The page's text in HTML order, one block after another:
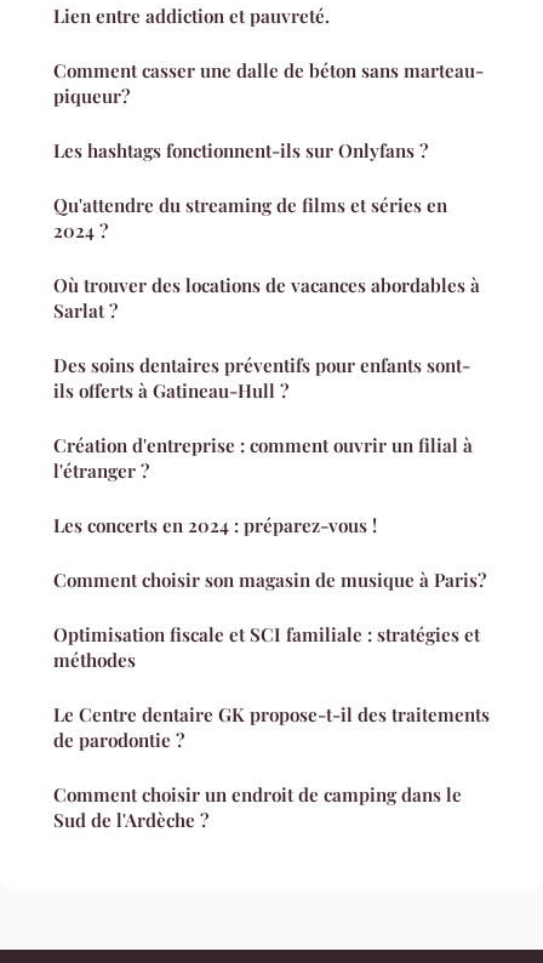
Lien entre addiction et pauvreté.
Comment casser une dalle de béton sans marteau-
piqueur?
Les hashtags fonctionnent-ils sur Onlyfans ?
Qu'attendre du streaming de films et séries en
2024 ?
Où trouver des locations de vacances abordables à
Sarlat ?
Des soins dentaires préventifs pour enfants sont-
ils offerts à Gatineau-Hull ?
Création d'entreprise : comment ouvrir un filial à
l'étranger ?
Les concerts en 2024 : préparez-vous !
Comment choisir son magasin de musique à Paris?
Optimisation fiscale et SCI familiale : stratégies et
méthodes
Le Centre dentaire GK propose-t-il des traitements
de parodontie ?
Comment choisir un endroit de camping dans le
Sud de l'Ardèche ?